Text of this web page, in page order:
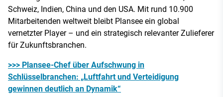
Schweiz, Indien, China und den USA. Mit rund 10.900
Mitarbeitenden weltweit bleibt Plansee ein global
vernetzter Player – und ein strategisch relevanter Zulieferer
für Zukunftsbranchen.
>>> Plansee-Chef über Aufschwung in
Schlüsselbranchen: „Luftfahrt und Verteidigung
gewinnen deutlich an Dynamik“